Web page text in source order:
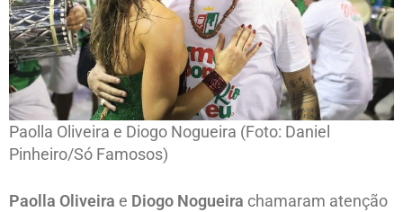
Paolla Oliveira e Diogo Nogueira (Foto: Daniel
Pinheiro/Só Famosos)
Paolla Oliveira e Diogo Nogueira chamaram atenção